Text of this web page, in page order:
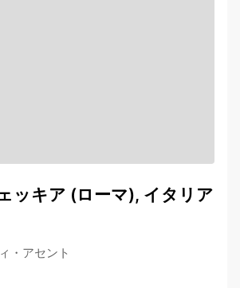
ッキア (ローマ), イタリア
・アセント